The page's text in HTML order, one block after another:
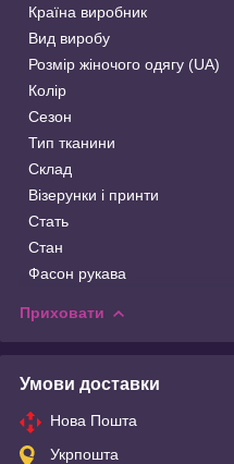
Країна виробник
Вид виробу
Розмір жіночого одягу (UA)
Колір
Сезон
Тип тканини
Склад
Візерунки і принти
Стать
Стан
Фасон рукава
Приховати
Умови доставки
Нова Пошта
Укрпошта